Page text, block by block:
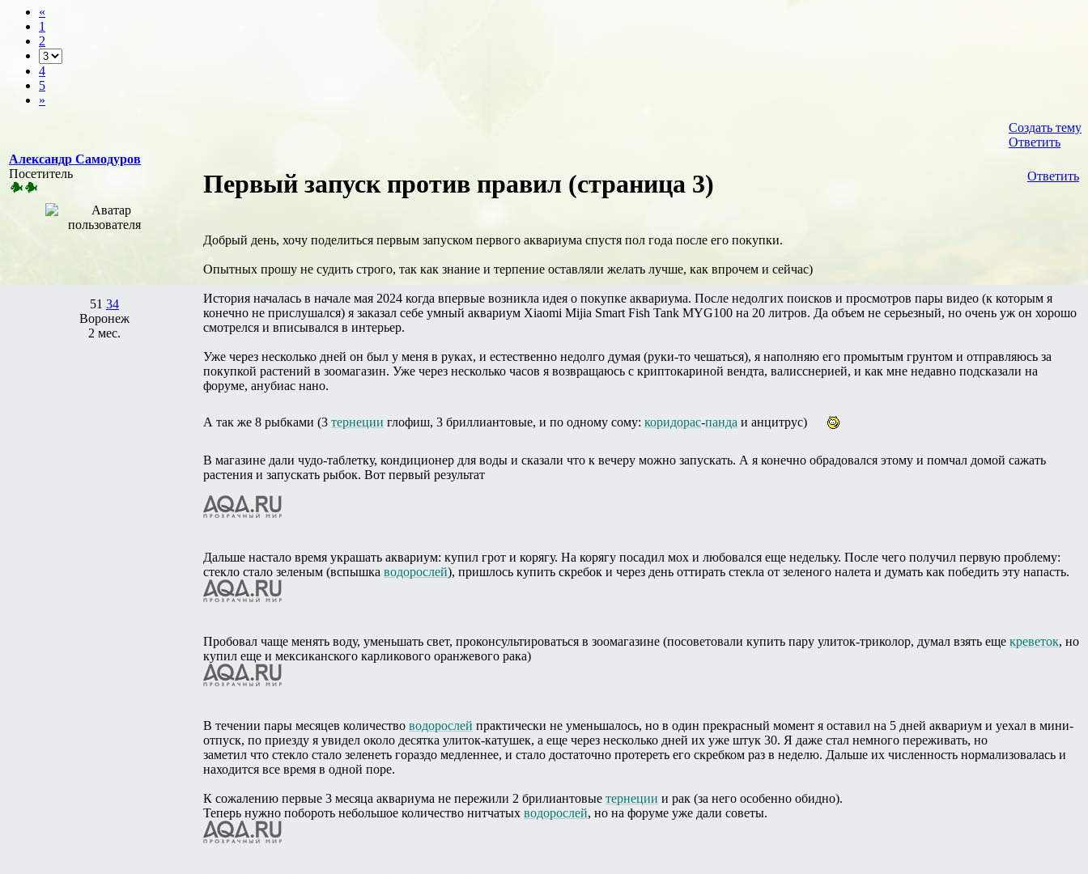
«
1
2
4
5
»
Создать тему
Ответить
Александр Самодуров
Посетитель
51 34
Воронеж
2 мес.
Ответить
Первый запуск против правил (страница 3)
Добрый день, хочу поделиться первым запуском первого аквариума спустя пол года после его покупки.
Опытных прошу не судить строго, так как знание и терпение оставляли желать лучше, как впрочем и сейчас)
История началась в начале мая 2024 когда впервые возникла идея о покупке аквариума. После недолгих поисков и просмотров пары видео (к которым я
конечно не прислушался) я заказал себе умный аквариум Xiaomi Mijia Smart Fish Tank MYG100 на 20 литров. Да объем не серьезный, но очень уж он хорошо
смотрелся и вписывался в интерьер.
Уже через несколько дней он был у меня в руках, и естественно недолго думая (руки-то чешаться), я наполняю его промытым грунтом и отправляюсь за
покупкой растений в зоомагазин. Уже через несколько часов я возвращаюсь с криптокариной вендта, валисснерией, и как мне недавно подсказали на
форуме, анубиас нано.
А так же 8 рыбками (3 тернеции глофиш, 3 бриллиантовые, и по одному сому: коридорас-панда и анцитрус)
В магазине дали чудо-таблетку, кондиционер для воды и сказали что к вечеру можно запускать. А я конечно обрадовался этому и помчал домой сажать
растения и запускать рыбок. Вот первый результат
Дальше настало время украшать аквариум: купил грот и корягу. На корягу посадил мох и любовался еще недельку. После чего получил первую проблему:
стекло стало зеленым (вспышка водорослей), пришлось купить скребок и через день оттирать стекла от зеленого налета и думать как победить эту напасть.
Пробовал чаще менять воду, уменьшать свет, проконсультироваться в зоомагазине (посоветовали купить пару улиток-триколор, думал взять еще креветок, но
купил еще и мексиканского карликового оранжевого рака)
В течении пары месяцев количество водорослей практически не уменьшалось, но в один прекрасный момент я оставил на 5 дней аквариум и уехал в мини-
отпуск, по приезду я увидел около десятка улиток-катушек, а еще через несколько дней их уже штук 30. Я даже стал немного переживать, но
заметил что стекло стало зеленеть гораздо медленнее, и стало достаточно протереть его скребком раз в неделю. Дальше их численность нормализовалась и
находится все время в одной поре.
К сожалению первые 3 месяца аквариума не пережили 2 брилиантовые тернеции и рак (за него особенно обидно).
Теперь нужно побороть небольшое количество нитчатых водорослей, но на форуме уже дали советы.